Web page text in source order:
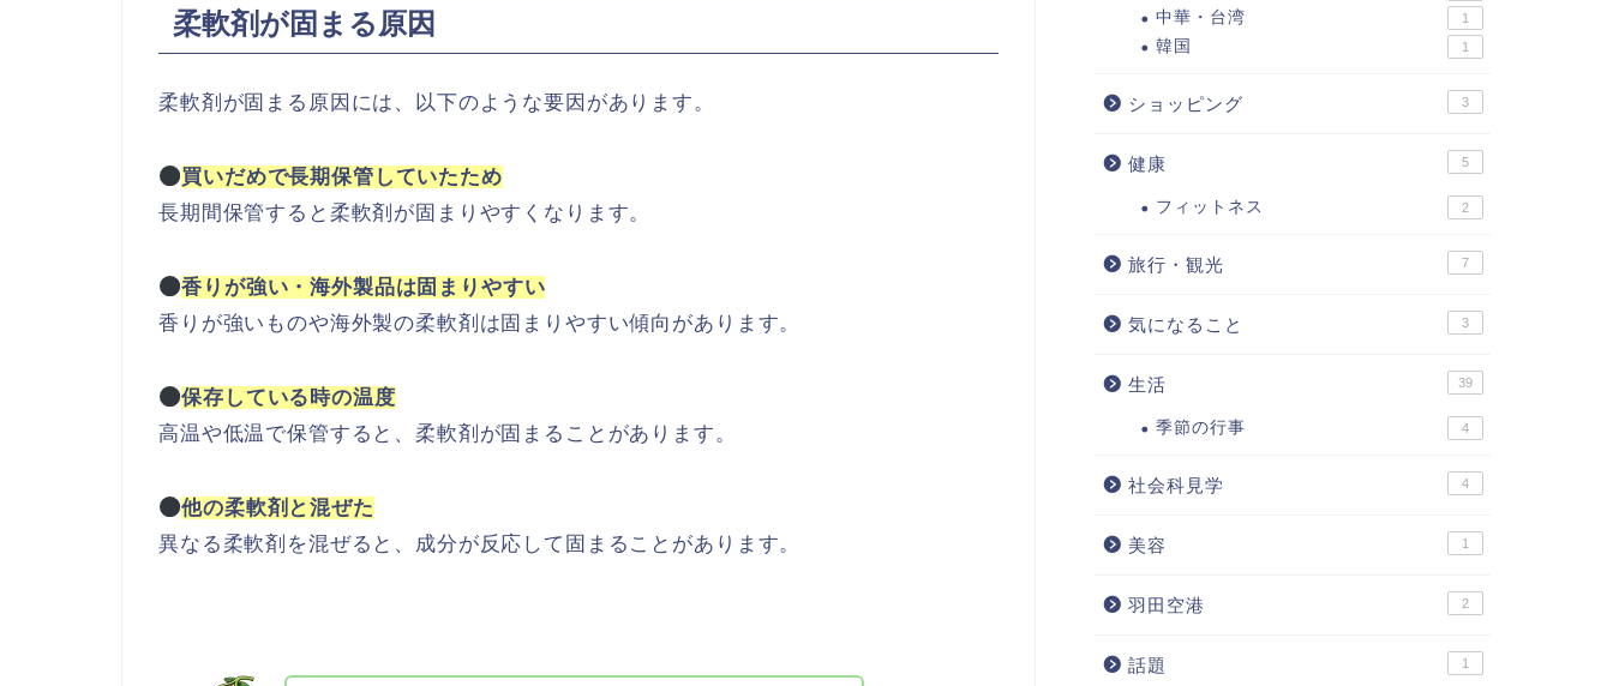
柔軟剤が固まる原因
柔軟剤が固まる原因には、以下のような要因があります。
買いだめで長期保管していたため
長期間保管すると柔軟剤が固まりやすくなります。
香りが強い・海外製品は固まりやすい
香りが強いものや海外製の柔軟剤は固まりやすい傾向があります。
保存している時の温度
高温や低温で保管すると、柔軟剤が固まることがあります。
他の柔軟剤と混ぜた
異なる柔軟剤を混ぜると、成分が反応して固まることがあります。
中華・台湾 1
韓国 1
ショッピング 3
健康 5
フィットネス 2
旅行・観光 7
気になること 3
生活 39
季節の行事 4
社会科見学 4
美容 1
羽田空港 2
話題 1